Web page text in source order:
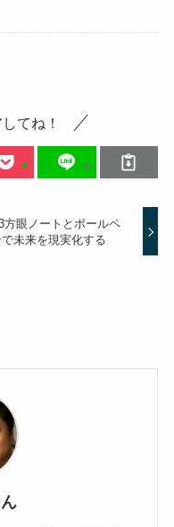
てね！
方眼ノートとボールペ
で未来を現実化する